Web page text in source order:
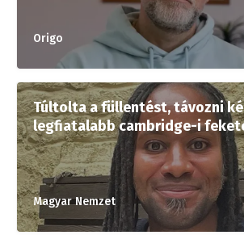
Origo
Túltolta a füllentést, távozni
legfiatalabb cambridge-i
Magyar Nemzet